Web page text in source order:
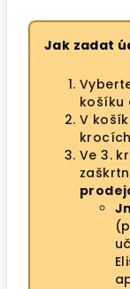
Jak zadat
košíku
V
Ve 3.